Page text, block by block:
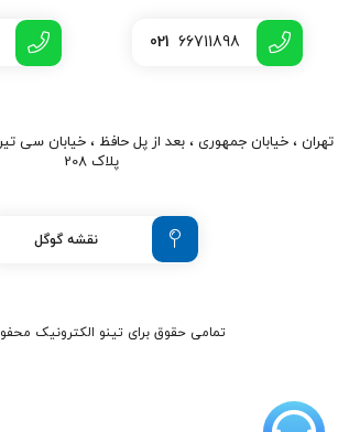
021 66711898
تهران ، خیابان جمهوری ، بعد از پل حافظ ، خیابان سی
پلاک 208
نقشه گوگل
تمامی حقوق برای تینو الکترونیک